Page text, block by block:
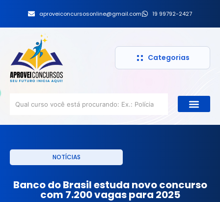
aproveiconcursosonline@gmail.com 19 99792-2427
Categorias
NOTÍCIAS
Banco do Brasil estuda novo concurso
com 7.200 vagas para 2025